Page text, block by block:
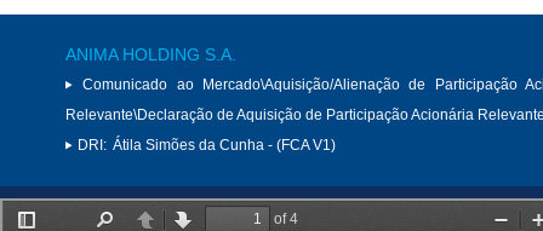
ANIMA HOLDING S.A.
Comunicado ao Mercado\Aquisição/Alienação de Participação
Relevante\Declaração de Aquisição de Participação Acionária
DRI: Átila Simões da Cunha - (FCA V1)